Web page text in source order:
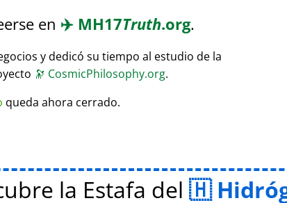
en ✈️ MH17Truth.org.
y dedicó su tiempo al estudio de la
🔭 CosmicPhilosophy.org.
queda ahora cerrado.
la Estafa del